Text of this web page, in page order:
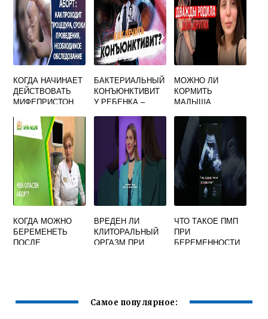
КОГДА НАЧИНАЕТ
ДЕЙСТВОВАТЬ
МИФЕПРИСТОН
ПРЕРЫВАНИИ
БЕРЕМЕННОСТИ
БАКТЕРИАЛЬНЫЙ
КОНЪЮНКТИВИТ
У РЕБЕНКА –
ЛЕЧЕНИЕ, КАПЛИ
ДЛЯ ГЛАЗ
МОЖНО ЛИ
КОРМИТЬ
МАЛЫША
КОРМЯЩАЯ
МАМА
ЗАБОЛЕЛА?
КОГДА МОЖНО
БЕРЕМЕНЕТЬ
ПОСЛЕ
ВРЕДЕН ЛИ
КЛИТОРАЛЬНЫЙ
ОРГАЗМ ПРИ
ЧТО ТАКОЕ ПМП
ПРИ
БЕРЕМЕННОСТИ
Самое популярное: